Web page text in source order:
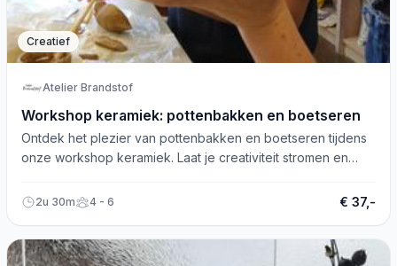
Creatief
Atelier Brandstof
Workshop keramiek: pottenbakken en boetseren
Ontdek het plezier van pottenbakken en boetseren tijdens
onze workshop keramiek. Laat je creativiteit stromen en
2u 30m 4 - 6 € 37,-